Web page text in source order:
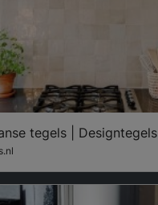
tegels | Designtegels